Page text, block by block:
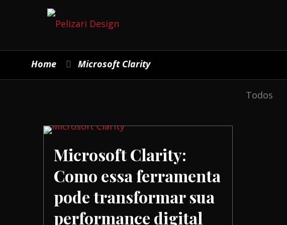
Home Microsoft Clarity
Todos
Microsoft Clarity:
Como essa ferramenta
pode transformar sua
performance digital